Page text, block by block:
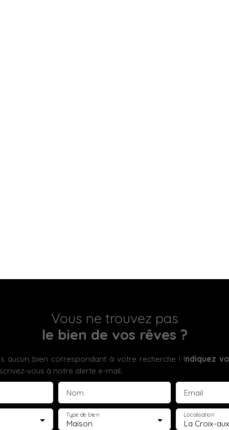
Vous ne trouvez pas
le bien de vos rêves ?
aucun bien correspondant à votre recherche ! Indiquez
vous à notre alerte e-mail.
Nom Email
Maison
Type de bien Localisation